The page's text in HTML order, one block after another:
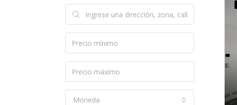
Moneda